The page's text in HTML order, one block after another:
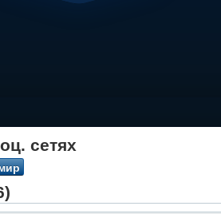
сетях